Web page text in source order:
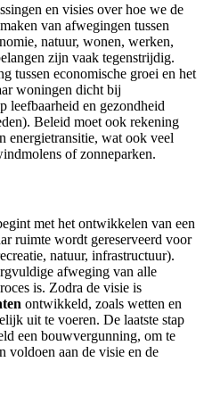
en visies over hoe we de
van afwegingen tussen
natuur, wonen, werken,
zijn vaak tegenstrijdig.
tussen economische groei en het
woningen dicht bij
leefbaarheid en gezondheid
Beleid moet ook rekening
energietransitie, wat ook veel
of zonneparken.
met het ontwikkelen van een
ruimte wordt gereserveerd voor
natuur, infrastructuur).
afweging van alle
is. Zodra de visie is
ontwikkeld, zoals wetten en
uit te voeren. De laatste stap
een bouwvergunning, om te
voldoen aan de visie en de